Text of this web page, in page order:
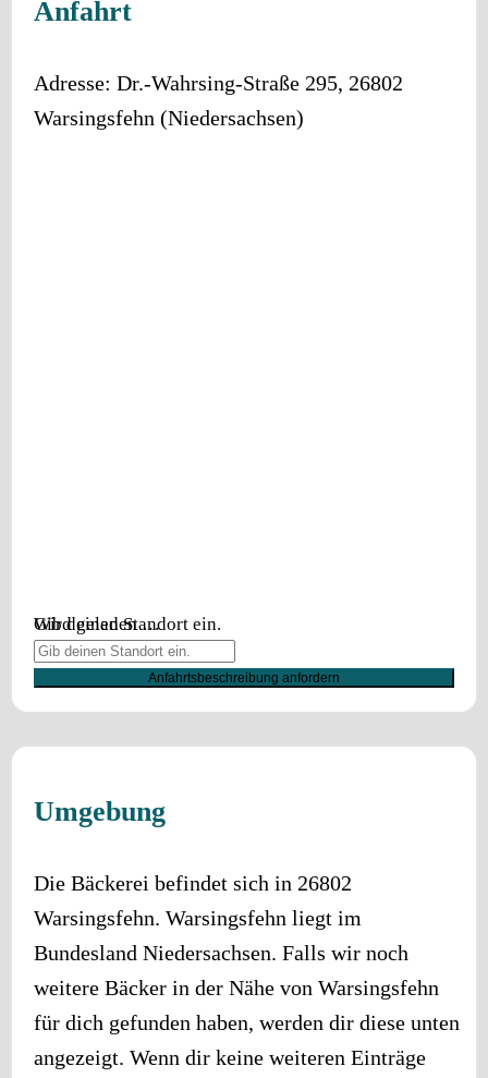
Anfahrt
Adresse: Dr.-Wahrsing-Straße 295, 26802
Warsingsfehn (Niedersachsen)
Wird geladen …
Gib deinen Standort ein.
Anfahrtsbeschreibung anfordern
Umgebung
Die Bäckerei befindet sich in 26802
Warsingsfehn. Warsingsfehn liegt im
Bundesland Niedersachsen. Falls wir noch
weitere Bäcker in der Nähe von Warsingsfehn
für dich gefunden haben, werden dir diese unten
angezeigt. Wenn dir keine weiteren Einträge